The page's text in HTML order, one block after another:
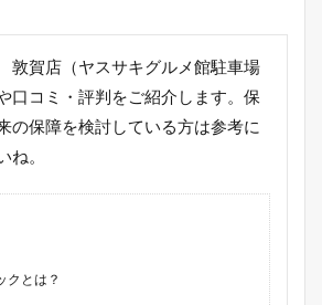
賀店（ヤスサキグルメ館駐車場
口コミ・評判をご紹介します。保
の保障を検討している方は参考に
ね。
クとは？